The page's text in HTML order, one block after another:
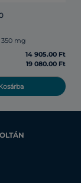
350 mg
14 905.00 Ft
19 080.00 Ft